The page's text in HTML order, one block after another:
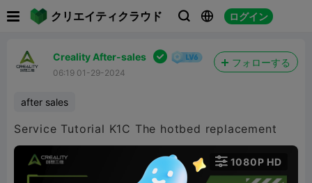
クリエイティクラウド   ログイン
Creality After-sales 
06:19 01-29-2024
フォローする
after sales
Service Tutorial K1C The hotbed replacement
1080P HD